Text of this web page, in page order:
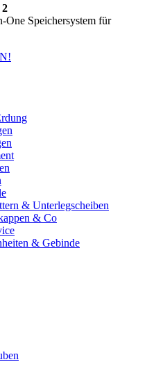
One Speichersystem für
& Unterlegscheiben
& Co
& Gebinde